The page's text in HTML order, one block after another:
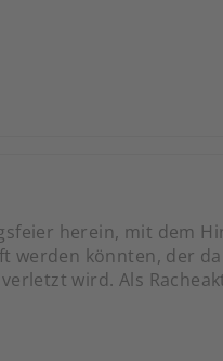
herein, mit dem
werden könnten, der
wird. Als